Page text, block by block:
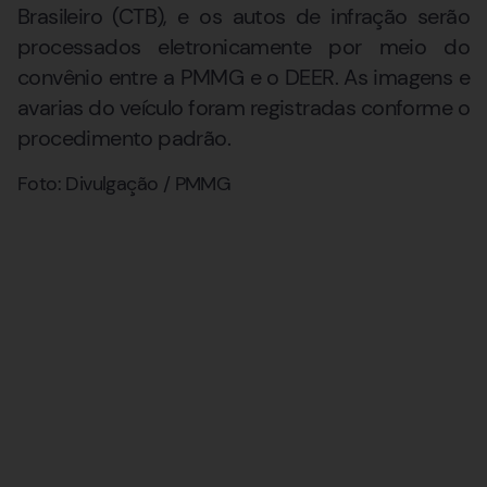
Brasileiro (CTB), e os autos de infração serão
processados eletronicamente por meio do
convênio entre a PMMG e o DEER. As imagens e
avarias do veículo foram registradas conforme o
procedimento padrão.
Foto: Divulgação / PMMG